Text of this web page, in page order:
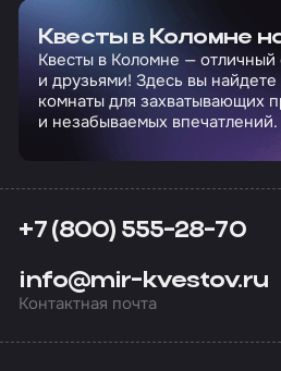
Квесты в Коломне
Квесты в Коломне — отличный
и друзьями! Здесь вы
комнаты для захватывающих
и незабываемых впечатлений.
+7 (800) 555-28-70
info@mir-kvestov.ru
Контактная почта